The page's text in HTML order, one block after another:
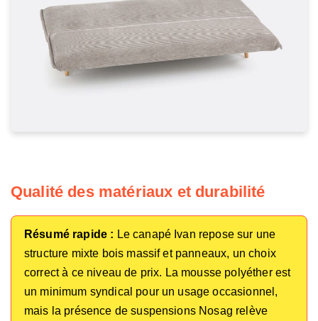
Qualité des matériaux et durabilité
Résumé rapide : Le canapé Ivan repose sur une
structure mixte bois massif et panneaux, un choix
correct à ce niveau de prix. La mousse polyéther est
un minimum syndical pour un usage occasionnel,
mais la présence de suspensions Nosag relève